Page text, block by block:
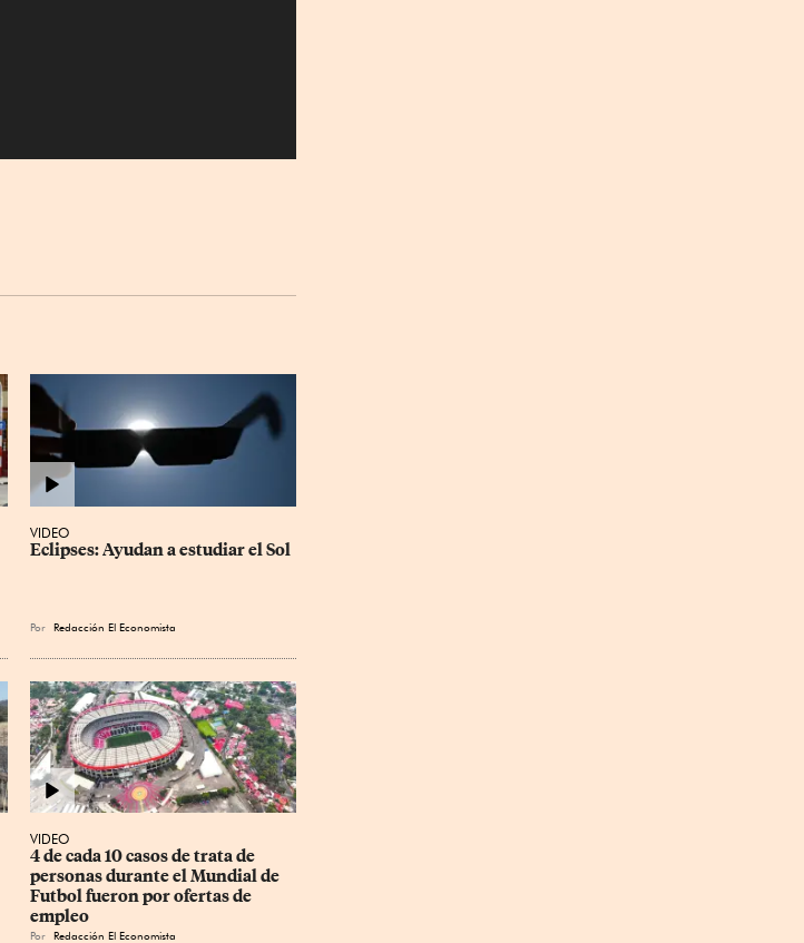
VIDEO
Eclipses: Ayudan a estudiar el Sol
Por Redacción El Economista
VIDEO
4 de cada 10 casos de trata de
personas durante el Mundial de
Futbol fueron por ofertas de
empleo
Por Redacción El Economista